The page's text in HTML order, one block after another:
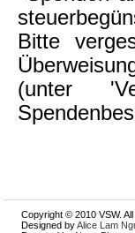
Bitte
(unter
Copyright © 2010 VSW.
Designed byAlice Lam